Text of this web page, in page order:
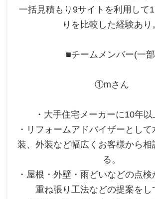
一括見積もり9サイトを利用して
りを比較した経験あり
■チームメンバー(一
①mさん
・大手住宅メーカーに10年以
・リフォームアドバイザーとし
装、外装など幅広くお客様から相
る。
・屋根・外壁・雨どいなどの点検
重ね張り工法などの提案をし